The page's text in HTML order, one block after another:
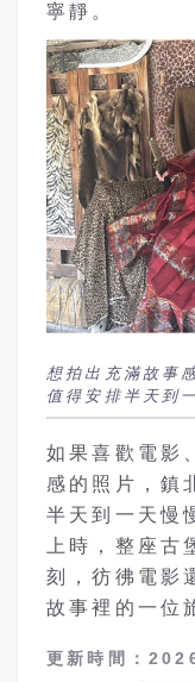
寧靜。
想拍出充滿故事
值得安排半天到
如果喜歡電影
感的照片，鎮
半天到一天慢
上時，整座古
刻，彷彿電影
故事裡的一位
更新時間：